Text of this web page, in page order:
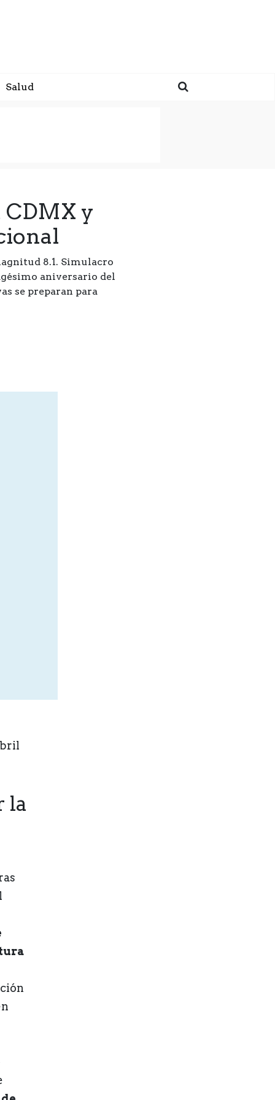
Salud
y
8.1. Simulacro
aniversario del
se preparan para
la